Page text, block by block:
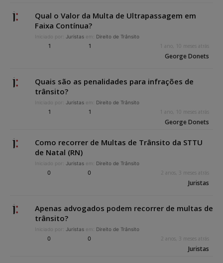
Qual o Valor da Multa de Ultrapassagem em
Faixa Contínua?
Iniciado por: Juristas em: Direito de Trânsito
1 1 1 ano, 10 meses atrás
George Donets
Quais são as penalidades para infrações de
trânsito?
Iniciado por: Juristas em: Direito de Trânsito
1 1 1 ano, 10 meses atrás
George Donets
Como recorrer de Multas de Trânsito da STTU
de Natal (RN)
Iniciado por: Juristas em: Direito de Trânsito
0 0 2 anos, 3 meses atrás
Juristas
Apenas advogados podem recorrer de multas de
trânsito?
Iniciado por: Juristas em: Direito de Trânsito
0 0 2 anos, 3 meses atrás
Juristas